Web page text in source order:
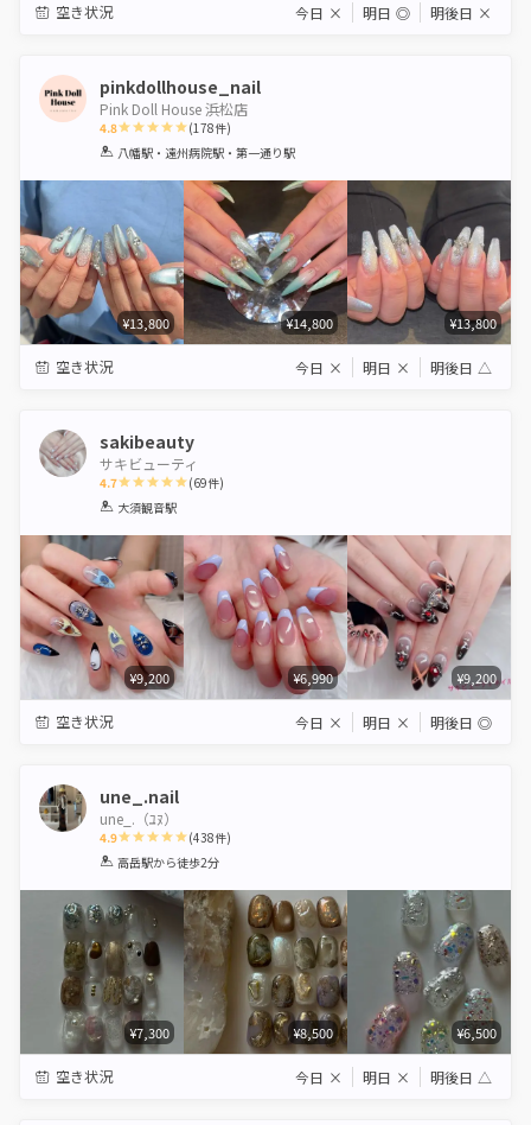
空き状況 今日 × 明日 ◎ 明後日 ×
pinkdollhouse_nail
Pink Doll House 浜松店
4.8
1 2 3 4 5
(178件)
八幡駅・遠州病院駅・第一通り駅
¥13,800 ¥14,800 ¥13,800
空き状況 今日 × 明日 × 明後日 △
sakibeauty
サキビューティ
4.7
1 2 3 4 5
(69件)
大須観音駅
¥9,200 ¥6,990 ¥9,200
空き状況 今日 × 明日 × 明後日 ◎
une_.nail
une_.（ﾕﾇ）
4.9
1 2 3 4 5
(438件)
高岳駅から徒歩2分
¥7,300 ¥8,500 ¥6,500
空き状況 今日 × 明日 × 明後日 △